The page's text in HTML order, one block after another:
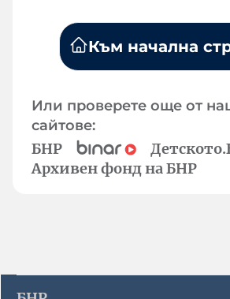
Към начална
Или проверете още от
сайтове:
БНР
Архивен фонд на БНР